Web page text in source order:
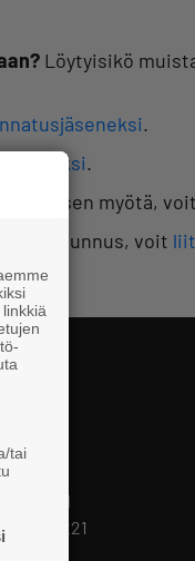
Löytyisikö
.
.
myötä, voit
y-tunnus, voit
09 229 221
tai